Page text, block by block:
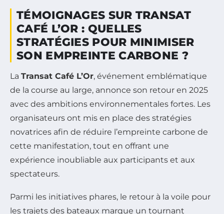
TÉMOIGNAGES SUR TRANSAT
CAFÉ L’OR : QUELLES
STRATÉGIES POUR MINIMISER
SON EMPREINTE CARBONE ?
La Transat Café L’Or, événement emblématique
de la course au large, annonce son retour en 2025
avec des ambitions environnementales fortes. Les
organisateurs ont mis en place des stratégies
novatrices afin de réduire l’empreinte carbone de
cette manifestation, tout en offrant une
expérience inoubliable aux participants et aux
spectateurs.
Parmi les initiatives phares, le retour à la voile pour
les trajets des bateaux marque un tournant